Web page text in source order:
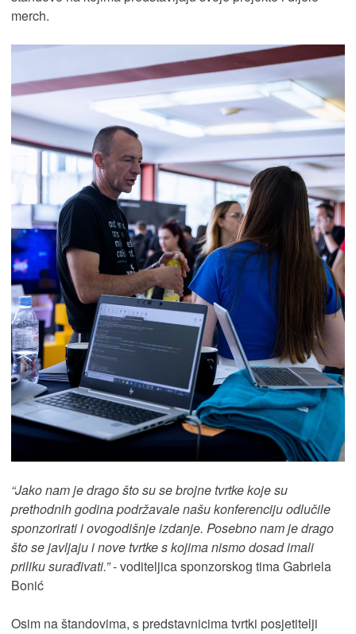
merch.
“Jako nam je drago što su se brojne tvrtke koje su
prethodnih godina podržavale našu konferenciju odlučile
sponzorirati i ovogodišnje izdanje. Posebno nam je drago
što se javljaju i nove tvrtke s kojima nismo dosad imali
priliku surađivati.”- voditeljica sponzorskog tima Gabriela
Bonić
Osim na štandovima, s predstavnicima tvrtki posjetitelji